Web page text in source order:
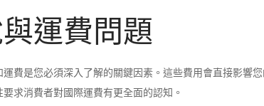
運費問題
費是您必須深入了解的關鍵因素。這些費用會直接影響
求消費者對國際運費有更全面的認知。